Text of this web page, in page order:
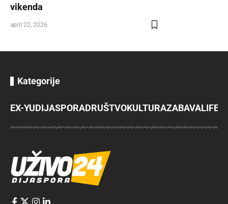
vikenda
april 22, 2026
Kategorije
EX-YUDIJASPORADRUŠTVOKULTURAZABAVA